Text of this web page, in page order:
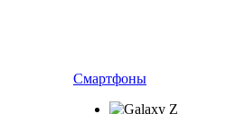
Смартфоны